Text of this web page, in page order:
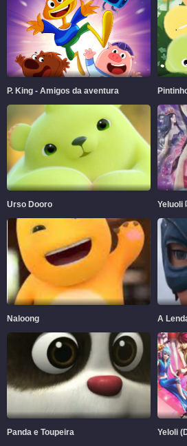
P. King - Amigos da aventura
Urso Dooro
Naloong A
Panda e Toupeira Yeloli